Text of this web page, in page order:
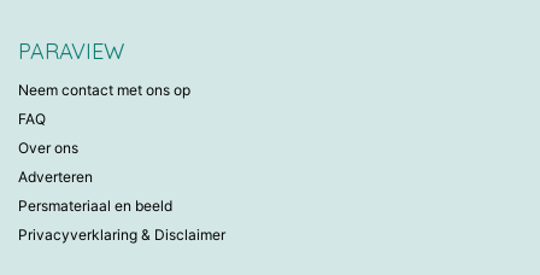
PARAVIEW
Neem contact met ons op
FAQ
Over ons
Adverteren
Persmateriaal en beeld
Privacyverklaring & Disclaimer